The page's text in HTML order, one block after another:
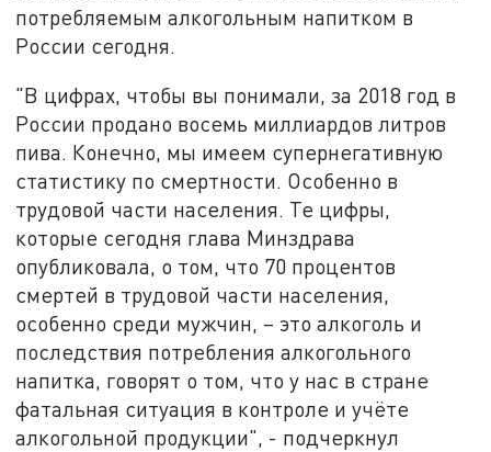
потребляемым алкогольным напитком в
России сегодня.
"В цифрах, чтобы вы понимали, за 2018 год в
России продано восемь миллиардов литров
пива. Конечно, мы имеем супернегативную
статистику по смертности. Особенно в
трудовой части населения. Те цифры,
которые сегодня глава Минздрава
опубликовала, о том, что 70 процентов
смертей в трудовой части населения,
особенно среди мужчин, – это алкоголь и
последствия потребления алкогольного
напитка, говорят о том, что у нас в стране
фатальная ситуация в контроле и учёте
алкогольной продукции", - подчеркнул